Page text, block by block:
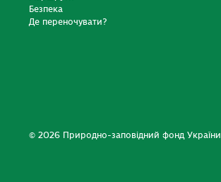
Безпека
Де переночувати?
© 2026 Природно-заповідний фонд України